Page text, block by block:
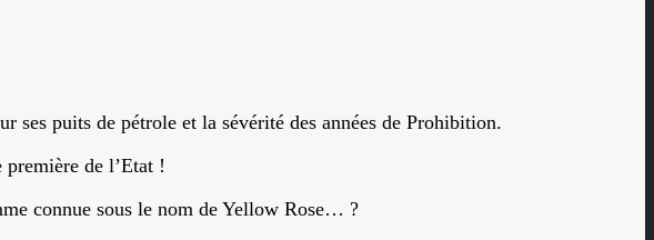
ses puits de pétrole et la sévérité des années de Prohibition.
de l’Etat !
connue sous le nom de Yellow Rose… ?